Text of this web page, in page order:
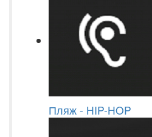
Пляж - HIP-HOP